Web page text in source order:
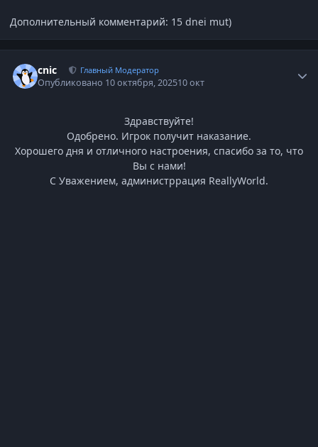
Дополнительный комментарий: 15 dnei mut)
cnic Главный Модератор
Опубликовано 10 октября, 202510 окт
Здравствуйте!
Одобрено. Игрок получит наказание.
Хорошего дня и отличного настроения, спасибо за то, что
Вы с нами!
С Уважением, администррация ReallyWorld.